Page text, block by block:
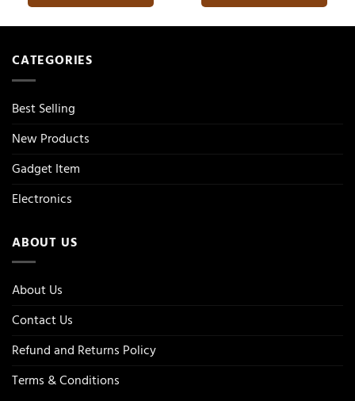
CATEGORIES
Best Selling
New Products
Gadget Item
Electronics
ABOUT US
About Us
Contact Us
Refund and Returns Policy
Terms & Conditions